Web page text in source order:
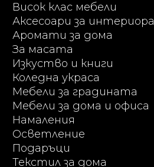
Висок клас мебели
Аксесоари за интериора
Аромати за дома
За масата
Изкуство и книги
Коледна украса
Мебели за градината
Мебели за дома и офиса
Намаления
Осветление
Подаръци
Текстил за дома